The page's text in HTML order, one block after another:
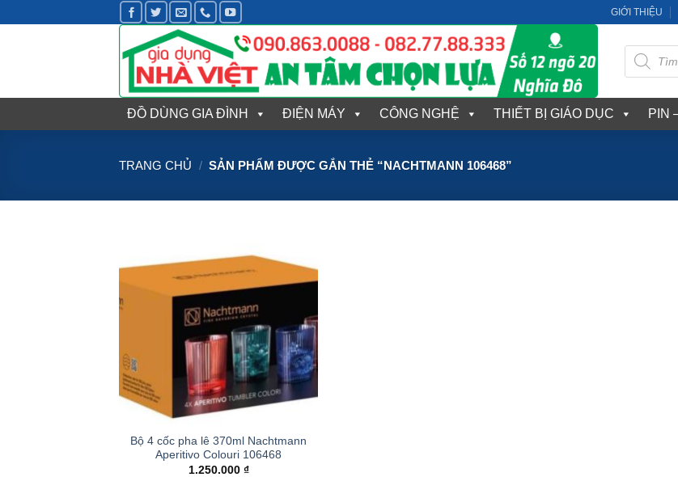
qua
GIỚI THIỆU
Tìm
kiếm
sản
phẩm
ĐỒ DÙNG GIA ĐÌNH ĐIỆN MÁY CÔNG NGHỆ THIẾT BỊ GIÁO DỤC PIN
TRANG CHỦ / SẢN PHẨM ĐƯỢC GẮN THẺ “NACHTMANN 106468”
+
Bộ 4 cốc pha lê 370ml Nachtmann
Aperitivo Colouri 106468
1.250.000 ₫